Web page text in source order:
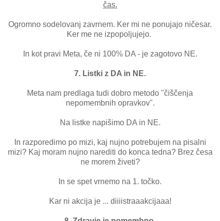
čas.
Ogromno sodelovanj zavrnem. Ker mi ne ponujajo ničesar.
Ker me ne izpopoljujejo.
In kot pravi Meta, če ni 100% DA - je zagotovo NE.
7. Listki z DA in NE.
Meta nam predlaga tudi dobro metodo "čiščenja
nepomembnih opravkov".
Na listke napišimo DA in NE.
In razporedimo po mizi, kaj nujno potrebujem na pisalni
mizi? Kaj moram nujno narediti do konca tedna? Brez česa
ne morem živeti?
In se spet vrnemo na 1. točko.
Kar ni akcija je ... diiiistraaakcijaaa!